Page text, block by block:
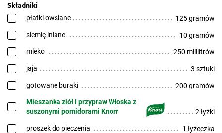
Składniki
płatki owsiane 125 gramów
siemię lniane 10 gramów
mleko 250 mililitrów
jaja 3 sztuki
gotowane buraki 200 gramów
Mieszanka ziół i przypraw Włoska z
suszonymi pomidorami Knorr
2 łyżki
proszek do pieczenia
1 łyżeczka